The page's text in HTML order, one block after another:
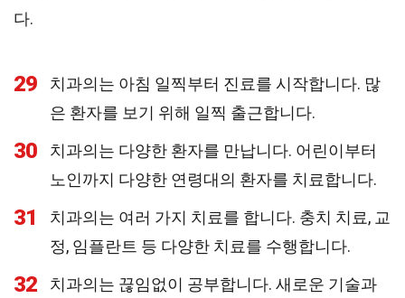
다.
29
치과의는 아침 일찍부터 진료를 시작합니다. 많
은 환자를 보기 위해 일찍 출근합니다.
30
치과의는 다양한 환자를 만납니다. 어린이부터
노인까지 다양한 연령대의 환자를 치료합니다.
31
치과의는 여러 가지 치료를 합니다. 충치 치료, 교
정, 임플란트 등 다양한 치료를 수행합니다.
32
치과의는 끊임없이 공부합니다. 새로운 기술과